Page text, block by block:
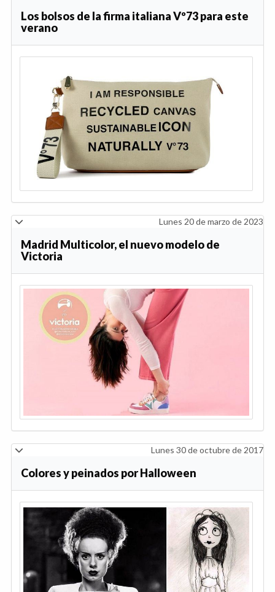
Los bolsos de la firma italiana Vº73 para este
verano
Lunes 20 de marzo de 2023
Madrid Multicolor, el nuevo modelo de
Victoria
Lunes 30 de octubre de 2017
Colores y peinados por Halloween